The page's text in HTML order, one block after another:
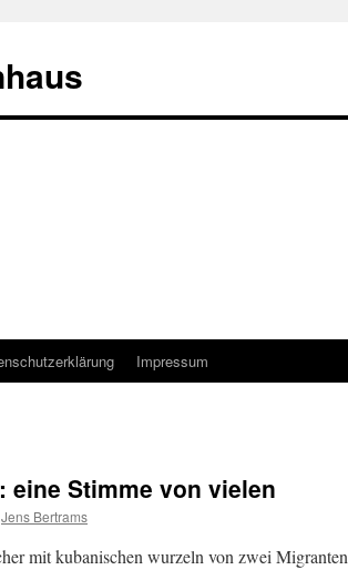
Impressum
eine Stimme von vielen
Jens Bertrams
mit kubanischen wurzeln von zwei